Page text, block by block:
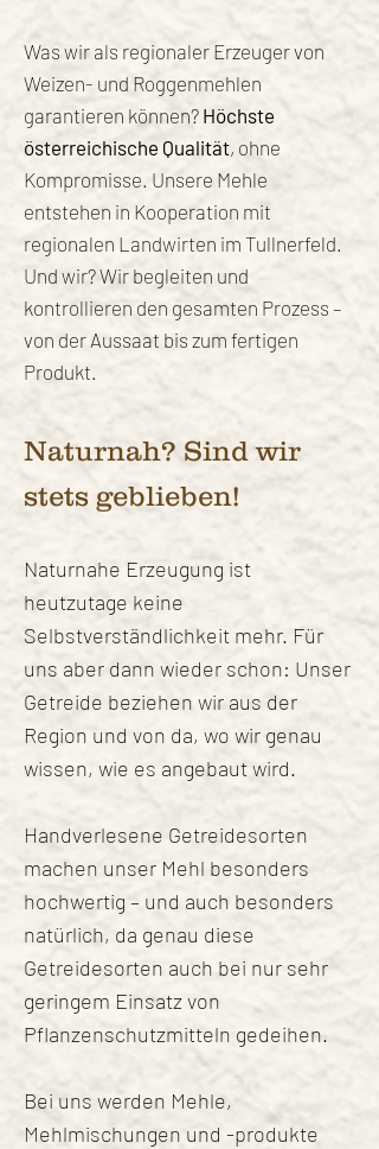
Was wir als regionaler Erzeuger von
Weizen- und Roggenmehlen
garantieren können? Höchste
österreichische Qualität, ohne
Kompromisse. Unsere Mehle
entstehen in Kooperation mit
regionalen Landwirten im Tullnerfeld.
Und wir? Wir begleiten und
kontrollieren den gesamten Prozess –
von der Aussaat bis zum fertigen
Produkt.
Naturnah? Sind wir
stets geblieben!
Naturnahe Erzeugung ist
heutzutage keine
Selbstverständlichkeit mehr. Für
uns aber dann wieder schon: Unser
Getreide beziehen wir aus der
Region und von da, wo wir genau
wissen, wie es angebaut wird.
Handverlesene Getreidesorten
machen unser Mehl besonders
hochwertig – und auch besonders
natürlich, da genau diese
Getreidesorten auch bei nur sehr
geringem Einsatz von
Pflanzenschutzmitteln gedeihen.
Bei uns werden Mehle,
Mehlmischungen und -produkte